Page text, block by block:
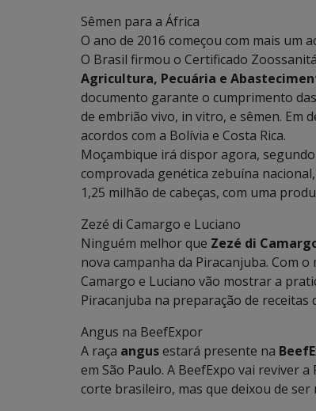
Sêmen para a África
O ano de 2016 começou com mais um
O Brasil firmou o Certificado
Agricultura, Pecuária e
documento garante o cumprimento
de embrião vivo, in vitro, e sêmen. Em
acordos com a Bolívia e Costa Rica.
Moçambique irá dispor agora,
comprovada genética zebuína
1,25 milhão de cabeças, com uma
Zezé di Camargo e Luciano
Ninguém melhor que Zezé di
nova campanha da Piracanjuba. Com o
Camargo e Luciano vão mostrar a
Piracanjuba na preparação de receitas
Angus na BeefExpor
A raça angusestará presente na
em São Paulo. A BeefExpo vai reviver
corte brasileiro, mas que deixou de